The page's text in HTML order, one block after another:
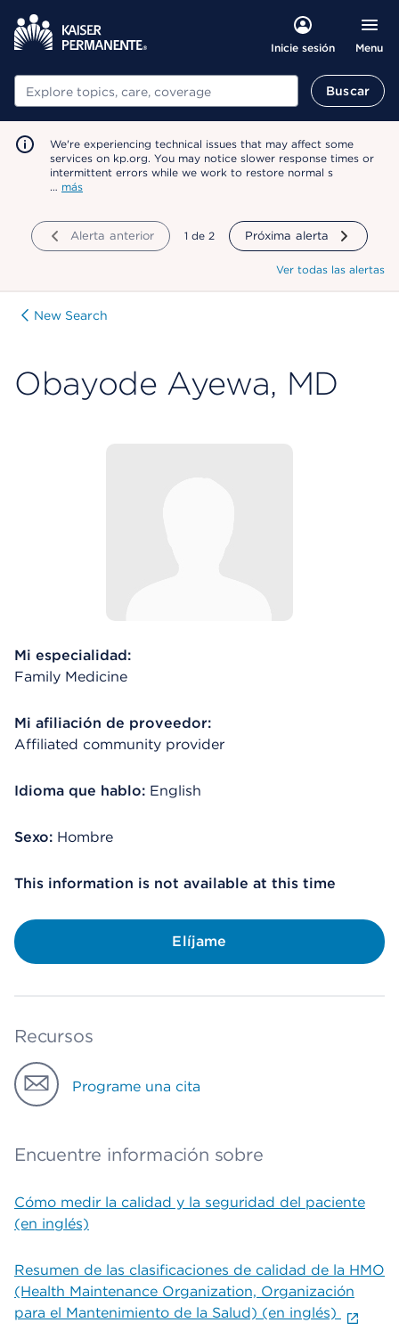
Inicie sesión Menu
Buscar Buscar
We're experiencing technical issues that may affect some
services on kp.org. You may notice slower response times or
intermittent errors while we work to restore normal s
… más
Alerta anterior mostrando
1 de 2 Próxima alerta
Ver todas las alertas
New Search
Obayode Ayewa, MD
Mi especialidad:
Family Medicine
Mi afiliación de proveedor:
Affiliated community provider
Idioma que hablo: English
Sexo: Hombre
This information is not available at this time
Elíjame
Recursos
Programe una cita
Encuentre información sobre
Cómo medir la calidad y la seguridad del paciente
(en inglés)
Resumen de las clasificaciones de calidad de la HMO
(Health Maintenance Organization, Organización
para el Mantenimiento de la Salud) (en inglés)